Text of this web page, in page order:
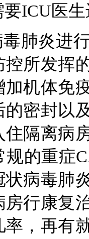
ICU医
肺炎进
所发挥
机体免
密封以
隔离病
的重症
病毒肺
行康复
率，再有